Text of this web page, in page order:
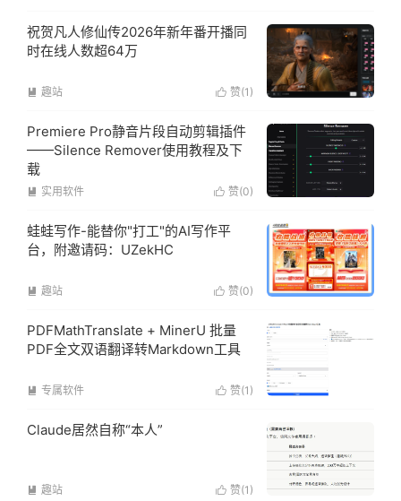
祝贺凡人修仙传2026年新年番开播同
时在线人数超64万
 赞(1 )
 趣站
Premiere Pro静音片段自动剪辑插件
——Silence Remover使用教程及下
载
 赞(0)
 实用软件
蛙蛙写作-能替你"打工"的AI写作平
台，附邀请码：UZekHC
 赞(0)
 趣站
PDFMathTranslate + MinerU 批量
PDF全文双语翻译转Markdown工具
 赞(1 )
 专属软件
Claude居然自称“本人”
 赞(1 )
 趣站